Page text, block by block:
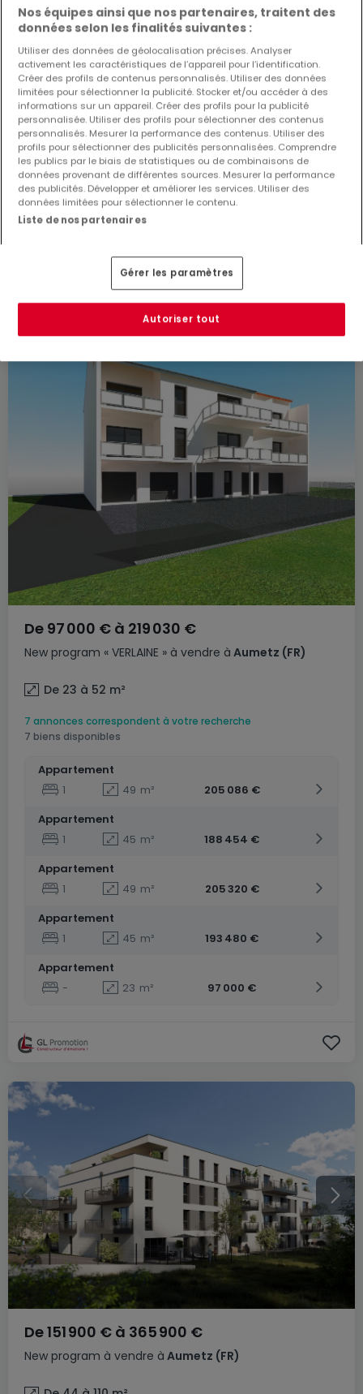
New program « L'EMPEREUR » à vendre àAumetz(FR)
De 50 à 50m²
3 annonces correspondent à votre recherche
3 biens disponibles
Appartement
1
50 m²
194 610 €
Appartement
1
50 m²
199 900 €
Appartement
New program « VERLAINE » à vendre à Aumetz (FR)
De 97 000 € à 219 030 €
De 23 à 52 m²
7 annonces correspondent à votre recherche
7 biens disponibles
Appartement
1
49 m²
205 086 €
Appartement
1
45 m²
188 454 €
Appartement
1
49 m²
205 320 €
Appartement
1
45 m²
193 480 €
Appartement
-
23 m² 97 000 €
New program à vendre à Aumetz (FR)
De151 900 € à 365 900 €
Nos équipes ainsi que nos partenaires, traitent des
données selon les finalités suivantes :
Utiliser des données de géolocalisation précises. Analyser
activement les caractéristiques de l’appareil pour l’identification.
Créer des profils de contenus personnalisés. Utiliser des données
limitées pour sélectionner la publicité. Stocker et/ou accéder à des
informations sur un appareil. Créer des profils pour la publicité
personnalisée. Utiliser des profils pour sélectionner des contenus
personnalisés. Mesurer la performance des contenus. Utiliser des
profils pour sélectionner des publicités personnalisées. Comprendre
les publics par le biais de statistiques ou de combinaisons de
données provenant de différentes sources. Mesurer la performance
des publicités. Développer et améliorer les services. Utiliser des
données limitées pour sélectionner le contenu.
Liste de nos partenaires
Gérer les paramètres
Autoriser tout